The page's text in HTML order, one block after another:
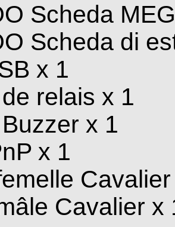
Scheda
Scheda di
x 1
relais x 1
x 1
x 1
Cavalier x